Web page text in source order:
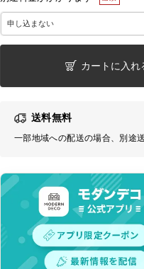
カートに入れ
送料無料
一部地域への配送の場合、別途